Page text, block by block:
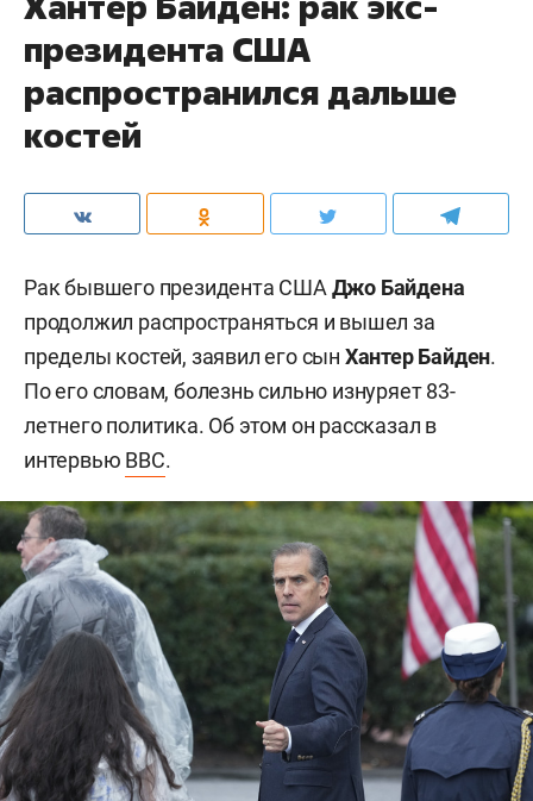
президента США
распространился дальше
костей
Рак бывшего президента США Джо Байдена
продолжил распространяться и вышел за
пределы костей, заявил его сын Хантер Байден.
По его словам, болезнь сильно изнуряет 83-
летнего политика. Об этом он рассказал в
интервью BBC.